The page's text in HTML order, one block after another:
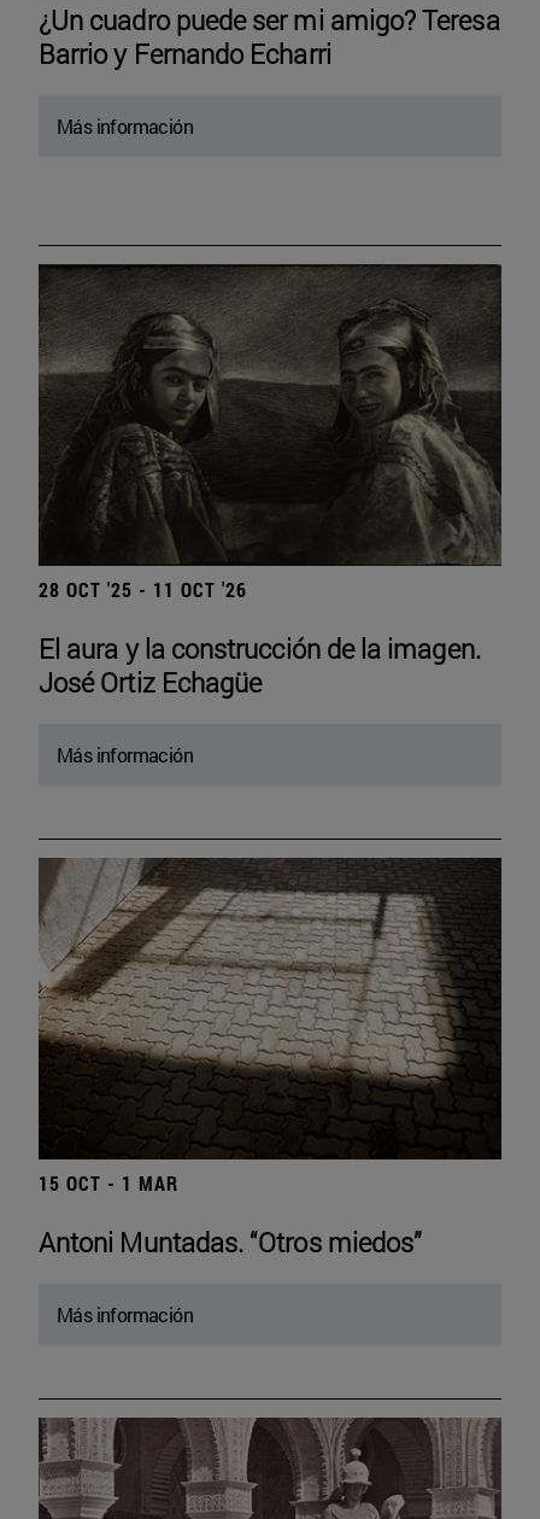
¿Un cuadro puede ser mi amigo? Teresa
Barrio y Fernando Echarri
Más información
28 OCT '25 - 11 OCT '26
El aura y la construcción de la imagen.
José Ortiz Echagüe
Más información
15 OCT - 1 MAR
Antoni Muntadas. “Otros miedos”
Más información